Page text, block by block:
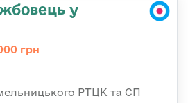
у
грн
РТЦК та СП